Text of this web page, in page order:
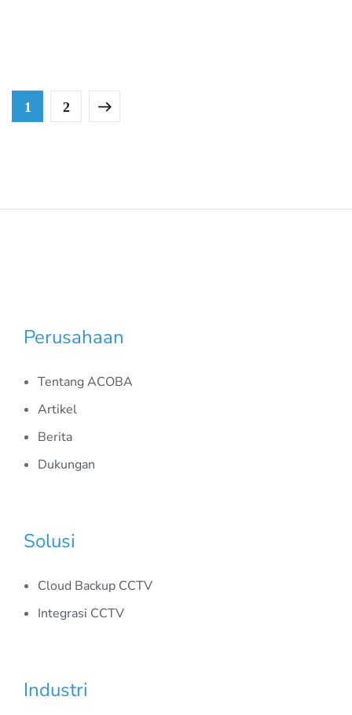
1 2
Perusahaan
Tentang ACOBA
Artikel
Berita
Dukungan
Solusi
Cloud Backup CCTV
Integrasi CCTV
Industri